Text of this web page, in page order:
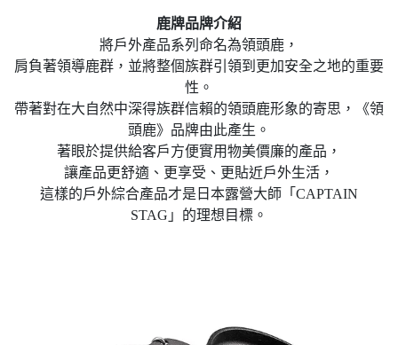
鹿牌品牌介紹
將戶外產品系列命名為領頭鹿，
肩負著領導鹿群，並將整個族群引領到更加安全之地的重要
性。
帶著對在大自然中深得族群信賴的領頭鹿形象的寄思，《領
頭鹿》品牌由此產生。
著眼於提供給客戶方便實用物美價廉的產品，
讓產品更舒適、更享受、更貼近戶外生活，
這樣的戶外綜合產品才是日本露營大師「CAPTAIN
STAG」的理想目標。